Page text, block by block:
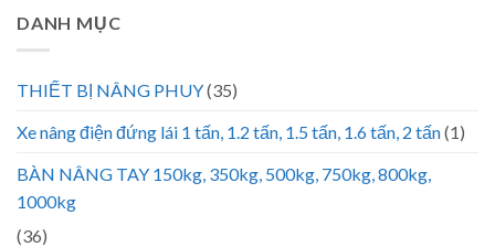
DANH MỤC
THIẾT BỊ NÂNG PHUY(35)
Xe nâng điện đứng lái 1 tấn, 1.2 tấn, 1.5 tấn, 1.6 tấn, 2 tấn(1)
BÀN NÂNG TAY 150kg, 350kg, 500kg, 750kg, 800kg,
1000kg
(36)